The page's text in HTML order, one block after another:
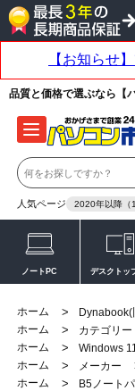
品質と価格で選ぶなら【
人気ページ 2020年以降（
ノートPC デスクトッ
ホーム >
Dynabook(
ホーム
> カテゴリー
ホーム
> Windows
ホーム
> メーカー
ホーム
> B5ノート